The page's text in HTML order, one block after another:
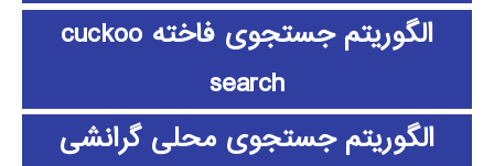
الگوریتم جستجوی فاخته cuckoo
search
الگوریتم جستجوی محلی گرانشی